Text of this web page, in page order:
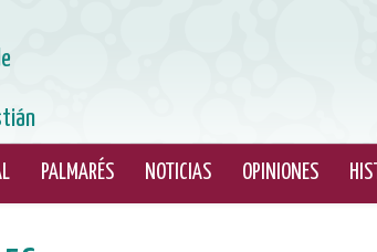
PALMARÉS NOTICIAS OPINIONES